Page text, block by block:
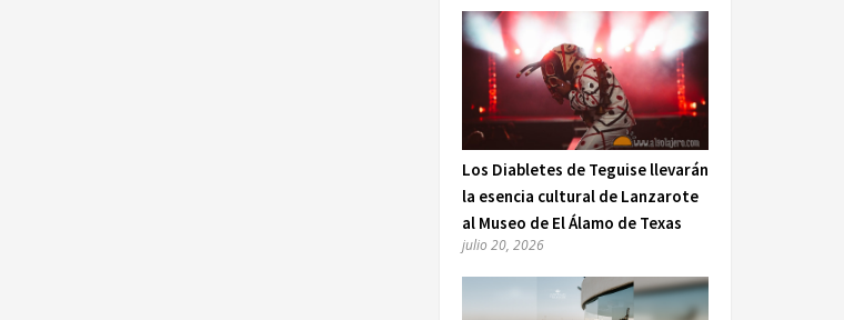
Los Diabletes de Teguise llevarán
la esencia cultural de Lanzarote
al Museo de El Álamo de Texas
julio 20, 2026